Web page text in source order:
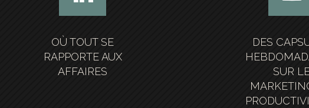
OÙ TOUT SE
RAPPORTE AUX
AFFAIRES
DES
SUR